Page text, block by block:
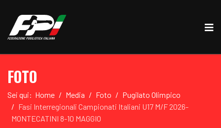
FOTO
Sei qui: Home Media Foto
Pugilato Olimpico
Fasi Interregionali Campionati Italiani U17 M/F 2026-
MONTECATINI 8-10 MAGGIO